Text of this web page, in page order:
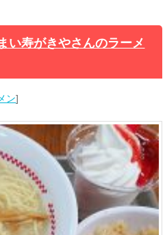
い寿がきやさんのラーメ
ン]